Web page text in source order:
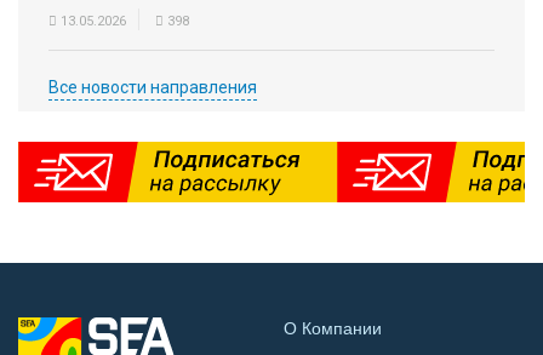
13.05.2026 398
Все новости направления
О Компании